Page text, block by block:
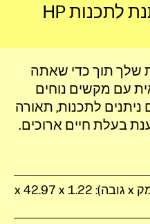
תוך כדי שאתה
עם מקשים נוחים
אשר מעל 20 מהם ניתנים לתכנות, תאורה
בעלת חיים ארוכים.
ממדים מינימליים (רוחב x עומק x גובה): 1.22 x ‏42.97 x
מקלדת אלחוטית ניתנת לתכנות HP